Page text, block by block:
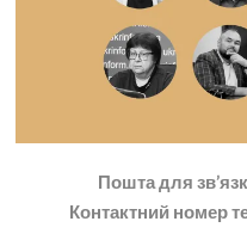
Пошта для
Контактний номер